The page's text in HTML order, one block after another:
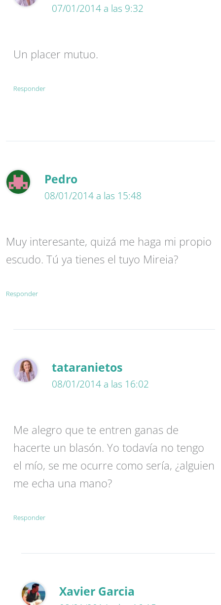
07/01/2014 a las 9:32
Un placer mutuo.
Responder
Pedro
08/01/2014 a las 15:48
Muy interesante, quizá me haga mi propio
escudo. Tú ya tienes el tuyo Mireia?
Responder
tataranietos
08/01/2014 a las 16:02
Me alegro que te entren ganas de
hacerte un blasón. Yo todavía no tengo
el mío, se me ocurre como sería, ¿alguien
me echa una mano?
Responder
Xavier Garcia